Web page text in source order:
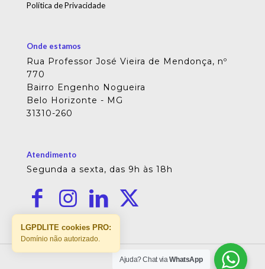
Política de Privacidade
Onde estamos
Rua Professor José Vieira de Mendonça, nº
770
Bairro Engenho Nogueira
Belo Horizonte - MG
31310-260
Atendimento
Segunda a sexta, das 9h às 18h
Ajuda? Chat viaWhatsApp
LGPDLITE cookies PRO:
Domínio não autorizado.